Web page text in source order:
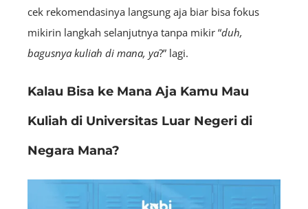
cek rekomendasinya langsung aja biar bisa fokus
mikirin langkah selanjutnya tanpa mikir “duh,
bagusnya kuliah di mana, ya?” lagi.
Kalau Bisa ke Mana Aja Kamu Mau
Kuliah di Universitas Luar Negeri di
Negara Mana?